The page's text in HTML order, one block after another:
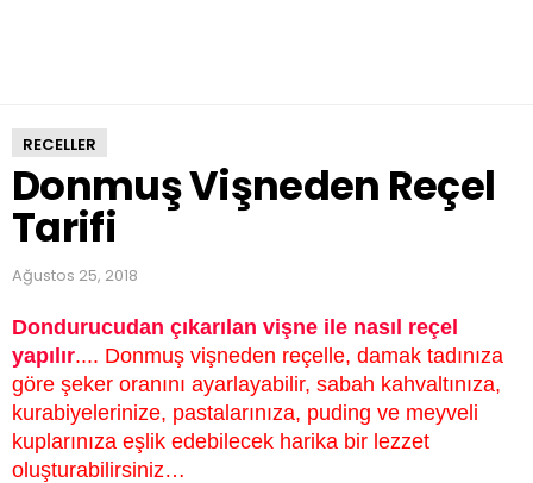
RECELLER
Donmuş Vişneden Reçel
Tarifi
Ağustos 25, 2018
Dondurucudan çıkarılan vişne ile nasıl reçel
yapılır.... Donmuş vişneden reçelle, damak tadınıza
göre şeker oranını ayarlayabilir, sabah kahvaltınıza,
kurabiyelerinize, pastalarınıza, puding ve meyveli
kuplarınıza eşlik edebilecek harika bir lezzet
oluşturabilirsiniz…